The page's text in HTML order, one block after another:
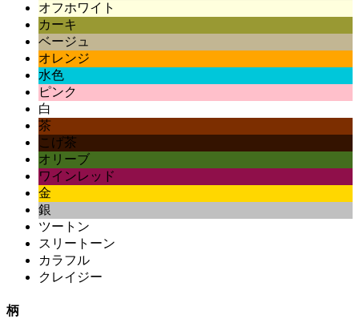
オフホワイト
カーキ
ベージュ
オレンジ
水色
ピンク
白
茶
こげ茶
オリーブ
ワインレッド
金
銀
ツートン
スリートーン
カラフル
クレイジー
柄